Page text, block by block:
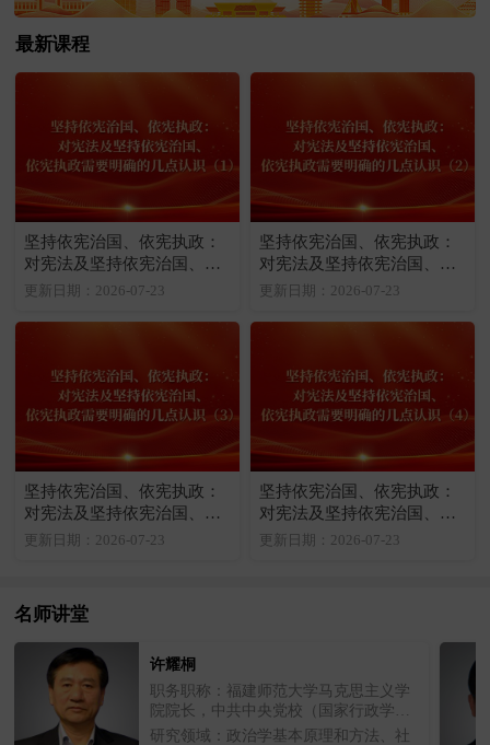
最新课程
坚持依宪治国、依宪执政：
对宪法及坚持依宪治国、依
宪执政需要明确的几点认识
更新日期：2026-07-23
坚持依宪治国、依宪执政：
对宪法及坚持依宪治国、依
宪执政需要明确的几点认识
更新日期：2026-07-23
坚持依宪治国、依宪执政：
对宪法及坚持依宪治国、依
宪执政需要明确的几点认识
更新日期：2026-07-23
坚持依宪治国、依宪执政：
对宪法及坚持依宪治国、依
宪执政需要明确的几点认识
更新日期：2026-07-23
名师讲堂
许耀桐
职务职称：福建师范大学马克思主义学
院院长，中共中央党校（国家行政学
院）一级教授、博士生导师
研究领域：政治学基本原理和方法、社